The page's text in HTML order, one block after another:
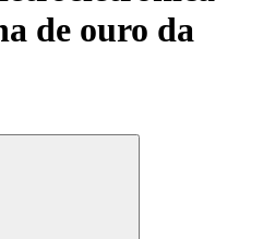
de ouro da